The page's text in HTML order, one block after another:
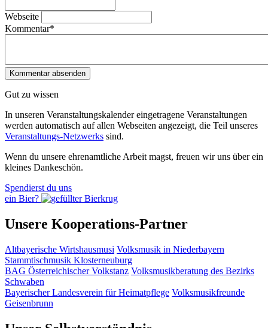
Webseite
Kommentar*
Gut zu wissen
In unseren Veranstaltungskalender eingetragene Veranstaltungen
werden automatisch auf allen Webseiten angezeigt, die Teil unseres
Veranstaltungs-Netzwerks sind.
Wenn du unsere ehrenamtliche Arbeit magst, freuen wir uns über ein
kleines Dankeschön.
Spendierst du uns
ein Bier?
Unsere Kooperations-Partner
Altbayerische Wirtshausmusi Volksmusik in Niederbayern
Stammtischmusik Klosterneuburg
BAG Österreichischer Volkstanz Volksmusikberatung des Bezirks
Schwaben
Bayerischer Landesverein für Heimatpflege Volksmusikfreunde
Geisenbrunn